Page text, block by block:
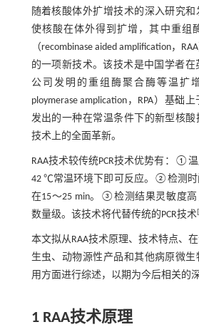
随着核酸体外扩增技术的深入研究
使核酸在体外得到扩增，其中重组
（recombinase aided amplification，
的一项新技术。该技术是中国学者在
公司发明的重组酶聚合酶等温扩增
ploymerase amplication，RPA）基础
发出的一种在常温条件下的新型核
技术上的全面革新。
RAA技术较传统PCR技术优势有：①
42 ℃常温环境下即可反应。②检测时
在15～25 min。③检测结果灵敏度高
数量级。该技术将代替传统的PCR技术[
本文拟从RAA技术原理、技术特点、
生虫、动物源性产品和其他病原微
用方面进行综述，以期为今后相关的
1 RAA技术原理